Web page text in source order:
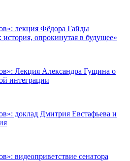
лекция Фёдора Гайды
опрокинутая в будущее»
Лекция Александра Гущина о
интеграции
доклад Дмитрия Евстафьева и
видеоприветствие сенатора